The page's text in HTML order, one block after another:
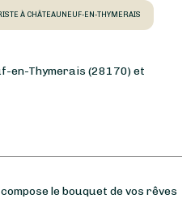
À CHÂTEAUNEUF-EN-THYMERAIS
en-Thymerais (28170) et
le bouquet de vos rêves